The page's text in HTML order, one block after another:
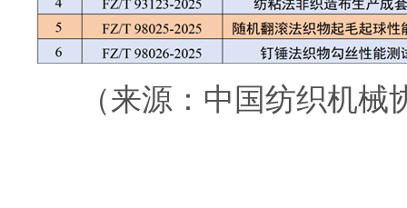
（来源：中国纺织机械